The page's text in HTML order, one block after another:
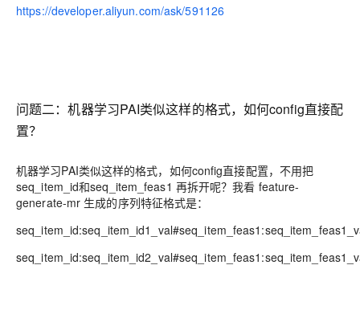
https://developer.aliyun.com/ask/591126
问题二：机器学习PAI类似这样的格式，如何config直接配
置？
机器学习PAI类似这样的格式，如何config直接配置，不用把
seq_item_id和seq_item_feas1 再拆开呢？我看 feature-
generate-mr 生成的序列特征格式是：